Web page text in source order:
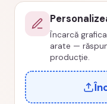
0020-
SORT
Încarcă
arate —
producție.